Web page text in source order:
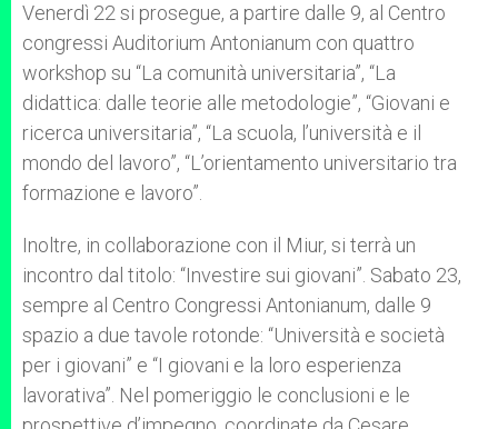
Venerdì 22 si prosegue, a partire dalle 9, al Centro
congressi Auditorium Antonianum con quattro
workshop su “La comunità universitaria”, “La
didattica: dalle teorie alle metodologie”, “Giovani e
ricerca universitaria”, “La scuola, l’università e il
mondo del lavoro”, “L’orientamento universitario tra
formazione e lavoro”.
Inoltre, in collaborazione con il Miur, si terrà un
incontro dal titolo: “Investire sui giovani”. Sabato 23,
sempre al Centro Congressi Antonianum, dalle 9
spazio a due tavole rotonde: “Università e società
per i giovani” e “I giovani e la loro esperienza
lavorativa”. Nel pomeriggio le conclusioni e le